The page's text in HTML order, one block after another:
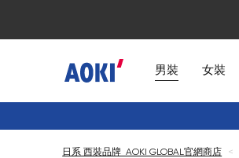
男裝 女裝
日系 西裝品牌 AOKI GLOBAL官網商店 <